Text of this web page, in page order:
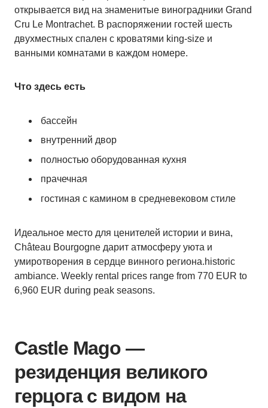
открывается вид на знаменитые виноградники Grand
Cru Le Montrachet. В распоряжении гостей шесть
двухместных спален с кроватями king-size и
ванными комнатами в каждом номере.
Что здесь есть
бассейн
внутренний двор
полностью оборудованная кухня
прачечная
гостиная с камином в средневековом стиле
Идеальное место для ценителей истории и вина,
Château Bourgogne дарит атмосферу уюта и
умиротворения в сердце винного региона.historic
ambiance. Weekly rental prices range from 770 EUR to
6,960 EUR during peak seasons.
Castle Mago —
резиденция великого
герцога с видом на